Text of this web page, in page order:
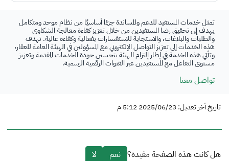
تمثل خدمات المستفيد للدعم والمساندة جزءًا أساسيًا من نظام موحد ومتكامل
يهدف إلى تحقيق رضا المستفيدين من خلال تعزيز كفاءة معالجة الشكاوى
والطلبات والبلاغات، والاستجابة للاستفسارات بفعالية وكفاءة عالية. تهدف
هذه الخدمات إلى تعزيز التواصل الإلكتروني مع المسؤولين في الهيئة العامة للعقار،
وتأتي هذه الخدمة في إطار إلتزام الهيئة بتحسين جودة الخدمات المقدمة وتعزيز
مستوى التفاعل مع المستفيدين عبر القنوات الرقمية الرسمية.
تواصل معنا
تاريخ أخر تعديل: 2025/06/23 5:12 م
هل كانت هذه الصفحة مفيدة؟ نعم
لا